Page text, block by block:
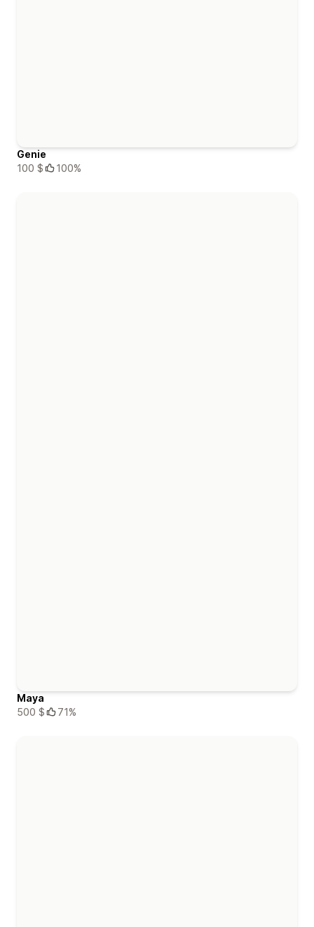
Genie
100 $
100%
Maya
500 $
71%